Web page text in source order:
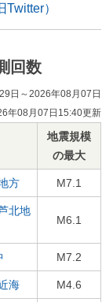
）
回数
日～2026年08月07日
年08月07日15:40更新
地震規模
の最大
方 M7.1
北地
M6.1
M7.2
海 M4.6